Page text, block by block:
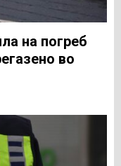
на погреб
во